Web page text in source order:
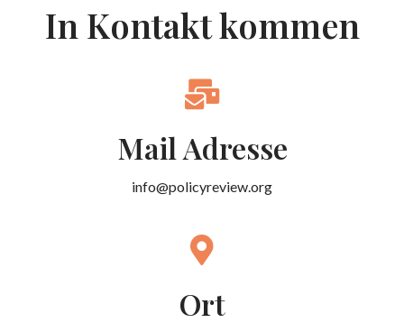
In Kontakt kommen
Mail Adresse
info@policyreview.org
Ort